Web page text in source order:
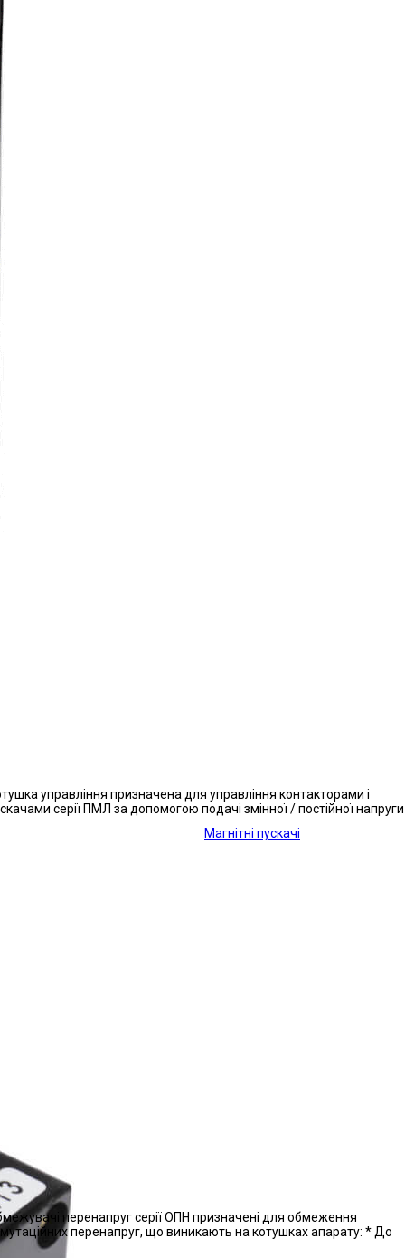
Магнітні пускачі
управління призначена для управління контакторами і
серії ПМЛ за допомогою подачі змінної / постійної напруги
перенапруг серії ОПН призначені для обмеження
перенапруг, що виникають на котушках апарату: * До